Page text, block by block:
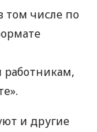
том числе по
и другие